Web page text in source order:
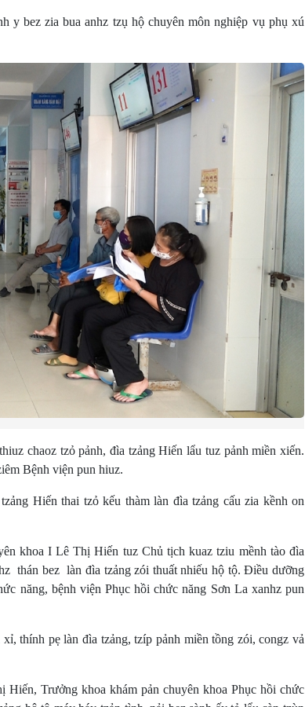
y bez zia bua anhz tzụ hộ chuyên môn nghiệp vụ phụ xú
chaoz tzỏ pảnh, đìa tzảng Hiến lẩu tuz pảnh miền xiến.
Bệnh viện pun hiuz.
Hiến thai tzỏ kếu thàm làn đìa tzảng cấu zia kềnh on
khoa I Lê Thị Hiến tuz Chủ tịch kuaz tziu mềnh tào đìa
thán bez làn đìa tzảng zói thuất nhiếu hộ tộ. Điều dưỡng
năng, bệnh viện Phục hồi chức năng Sơn La xanhz pun
thính pẹ làn đìa tzảng, tzíp pảnh miền tồng zói, congz vả
Trưởng khoa khám pản chuyên khoa Phục hồi chức